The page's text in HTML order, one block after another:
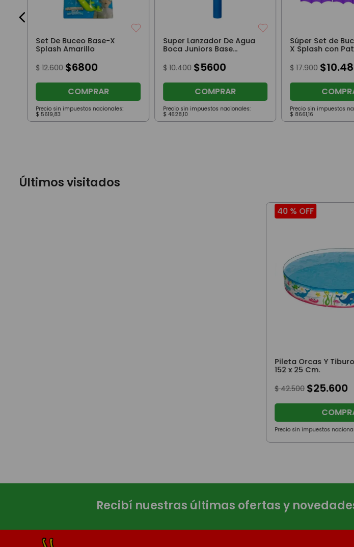
Set De Buceo Base-X
Splash Amarillo
$ 12.600 $6800
COMPRAR
Precio sin impuestos nacionales:
$ 5619,83
Super Lanzador De Agua
Boca Juniors Base
$ 10.400 $5600
COMPRAR
Precio sin impuestos nacionales:
$ 4628,10
Súper Set de
X Splash con
Violeta Mar
$ 17.900 $10.
Precio sin impuestos
$ 8661,16
Últimos visitados
40 %OFF
Pileta Orcas Y
152 x 25 Cm.
$ 42.500 $25.600
Precio sin impuestos
Recibí nuestras últimas ofertas y